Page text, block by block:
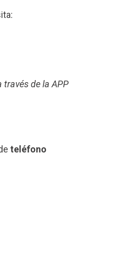
de la APP
teléfono